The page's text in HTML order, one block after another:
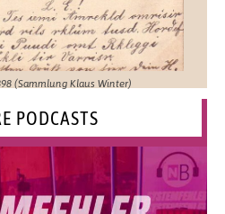
(Sammlung Klaus Winter)
PODCASTS